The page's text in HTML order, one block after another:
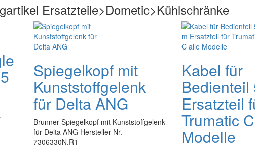
Ersatzteile>Dometic>Kühlschränke
Spiegelkopf mit
Kunststoffgelenk
für Delta ANG
Brunner Spiegelkopf mit Kunststoffgelenk
für Delta ANG Hersteller-Nr.
7306330N.R1
Kabel für
Bedienteil
Ersatzteil
Trumatic
Modelle